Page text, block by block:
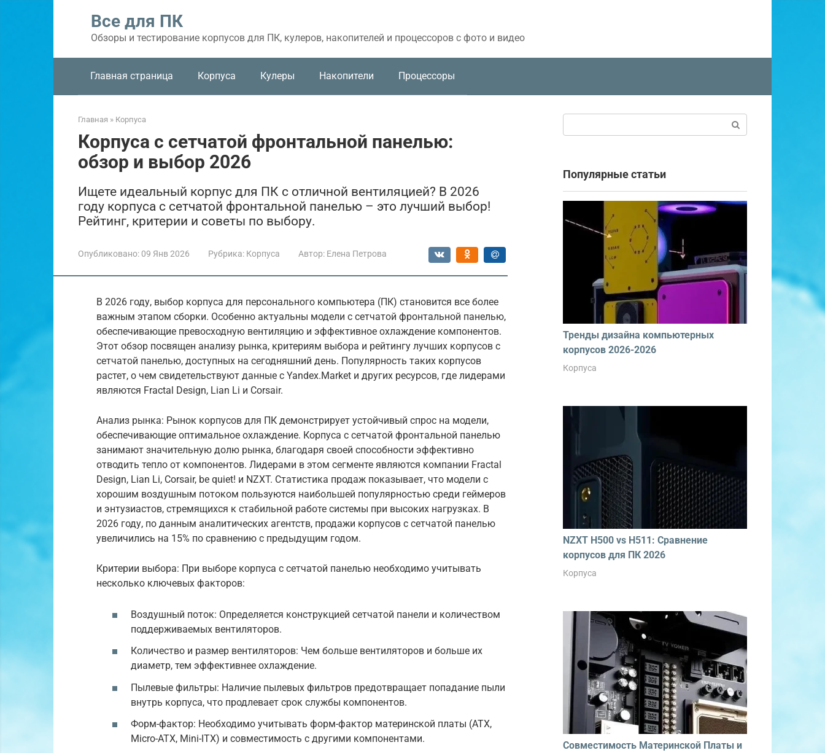
Все для ПК
Обзоры и тестирование корпусов для ПК, кулеров, накопителей и процессоров с фото и видео
Главная страница Корпуса Кулеры Накопители Процессоры
Главная » Корпуса
Корпуса с сетчатой фронтальной панелью:
обзор и выбор 2026
Ищете идеальный корпус для ПК с отличной вентиляцией? В 2026
году корпуса с сетчатой фронтальной панелью – это лучший выбор!
Рейтинг, критерии и советы по выбору.
Опубликовано: 09 Янв 2026 Рубрика: Корпуса Автор: Елена Петрова
В 2026 году, выбор корпуса для персонального компьютера (ПК) становится все более
важным этапом сборки. Особенно актуальны модели с сетчатой фронтальной панелью,
обеспечивающие превосходную вентиляцию и эффективное охлаждение компонентов.
Этот обзор посвящен анализу рынка, критериям выбора и рейтингу лучших корпусов с
сетчатой панелью, доступных на сегодняшний день. Популярность таких корпусов
растет, о чем свидетельствуют данные с Yandex.Market и других ресурсов, где лидерами
являются Fractal Design, Lian Li и Corsair.
Анализ рынка: Рынок корпусов для ПК демонстрирует устойчивый спрос на модели,
обеспечивающие оптимальное охлаждение. Корпуса с сетчатой фронтальной панелью
занимают значительную долю рынка, благодаря своей способности эффективно
отводить тепло от компонентов. Лидерами в этом сегменте являются компании Fractal
Design, Lian Li, Corsair, be quiet! и NZXT. Статистика продаж показывает, что модели с
хорошим воздушным потоком пользуются наибольшей популярностью среди геймеров
и энтузиастов, стремящихся к стабильной работе системы при высоких нагрузках. В
2026 году, по данным аналитических агентств, продажи корпусов с сетчатой панелью
увеличились на 15% по сравнению с предыдущим годом.
Критерии выбора: При выборе корпуса с сетчатой панелью необходимо учитывать
несколько ключевых факторов:
Воздушный поток: Определяется конструкцией сетчатой панели и количеством
поддерживаемых вентиляторов.
Количество и размер вентиляторов: Чем больше вентиляторов и больше их
диаметр, тем эффективнее охлаждение.
Пылевые фильтры: Наличие пылевых фильтров предотвращает попадание пыли
внутрь корпуса, что продлевает срок службы компонентов.
Форм-фактор: Необходимо учитывать форм-фактор материнской платы (ATX,
Micro-ATX, Mini-ITX) и совместимость с другими компонентами.
Популярные статьи
Тренды дизайна компьютерных
корпусов 2026-2026
Корпуса
NZXT H500 vs H511: Сравнение
корпусов для ПК 2026
Корпуса
Совместимость Материнской Платы и